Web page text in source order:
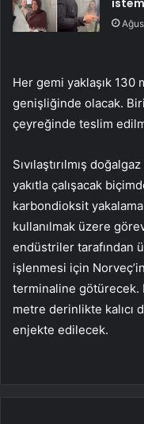
Her gemi yaklaşık 130
genişliğinde olacak.
çeyreğinde teslim
Sıvılaştırılmış
yakıtla çalışacak
karbondioksit
kullanılmak üzere
endüstriler tarafından
işlenmesi için
terminaline götürecek.
metre derinlikte kalıcı
enjekte edilecek.